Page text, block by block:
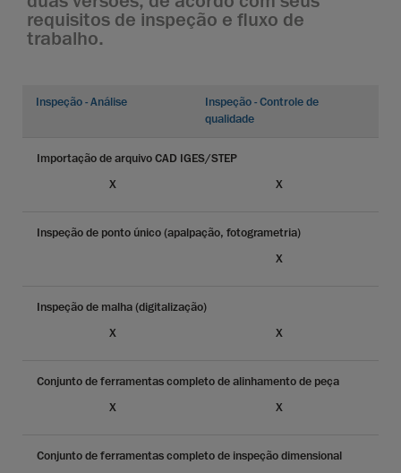
requisitos de inspeção e fluxo de
trabalho.
Inspeção - Análise
Inspeção - Controle de
qualidade
Importação de arquivo CAD IGES/STEP
X
X
Inspeção de ponto único (apalpação, fotogrametria)
X
Inspeção de malha (digitalização)
X
X
Conjunto de ferramentas completo de alinhamento de peça
X
X
Conjunto de ferramentas completo de inspeção dimensional